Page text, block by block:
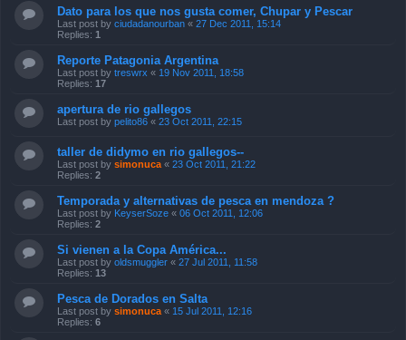
Dato para los que nos gusta comer, Chupar y Pescar
Last post by ciudadanourban « 27 Dec 2011, 15:14
Replies: 1
Reporte Patagonia Argentina
Last post by treswrx « 19 Nov 2011, 18:58
Replies: 17
apertura de rio gallegos
Last post by pelito86 « 23 Oct 2011, 22:15
taller de didymo en rio gallegos--
Last post by simonuca « 23 Oct 2011, 21:22
Replies: 2
Temporada y alternativas de pesca en mendoza ?
Last post by KeyserSoze « 06 Oct 2011, 12:06
Replies: 2
Si vienen a la Copa América...
Last post by oldsmuggler « 27 Jul 2011, 11:58
Replies: 13
Pesca de Dorados en Salta
Last post by simonuca « 15 Jul 2011, 12:16
Replies: 6